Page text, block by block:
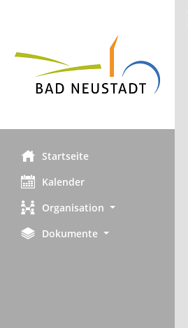
Startseite
Kalender
Organisation
Dokumente